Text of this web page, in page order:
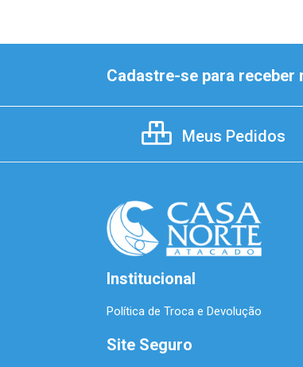
Cadastre-se para receber
Meus Pedidos
Institucional
Política de Troca e Devolução
Site Seguro